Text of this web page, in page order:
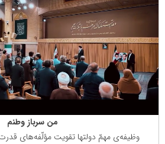
من سرباز وطنم
وظیفه‌ی مهمّ دولتها تقویت مؤلّفه‌های